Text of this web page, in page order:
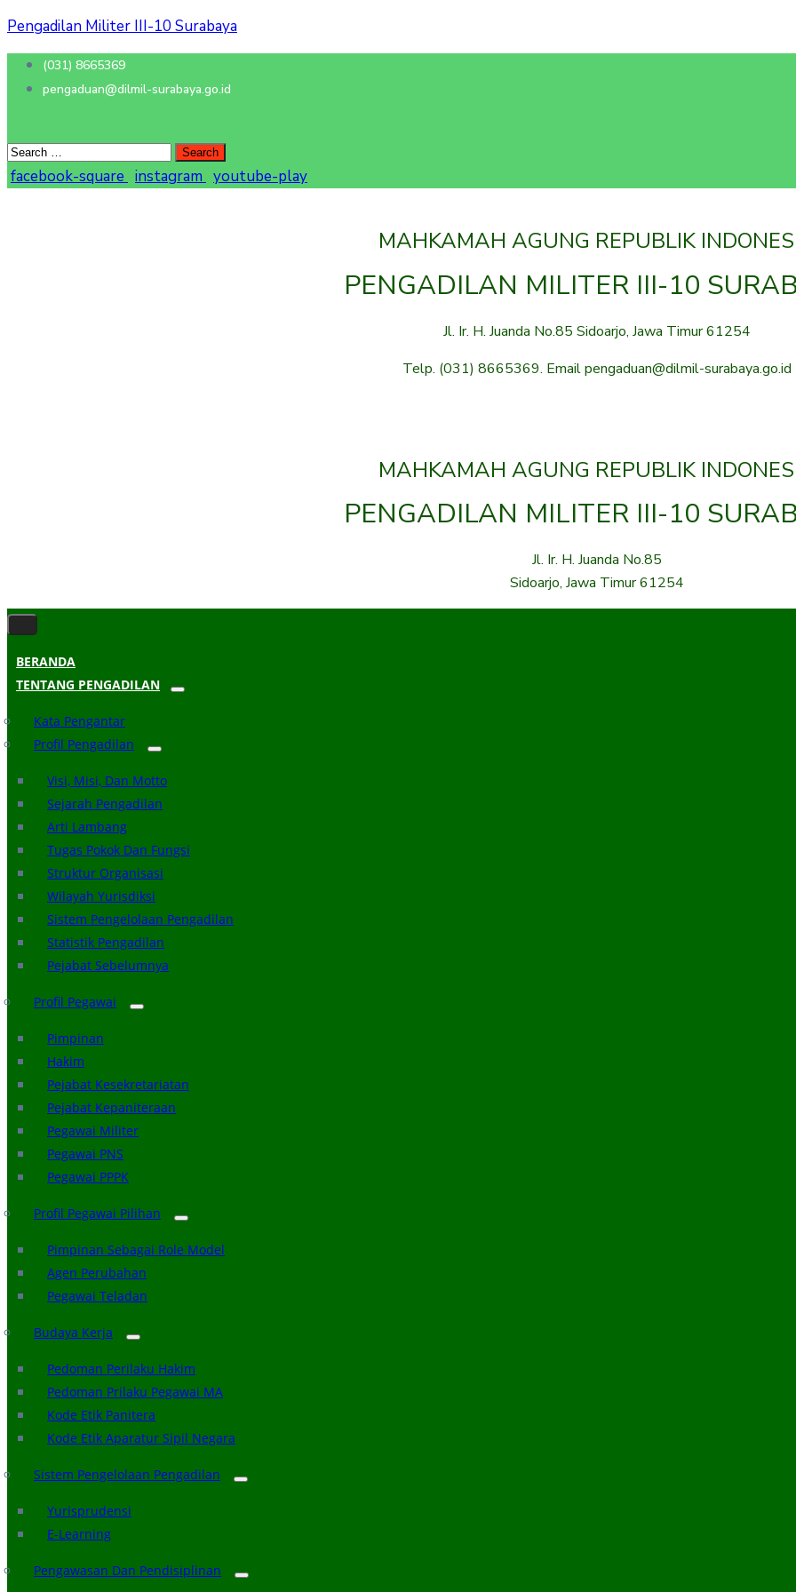
Pengadilan Militer III-10 Surabaya
(031) 8665369
pengaduan@dilmil-surabaya.go.id
facebook-square instagram youtube-play
MAHKAMAH AGUNG REPUBLIK
PENGADILAN MILITER III-10
Jl. Ir. H. Juanda No.85 Sidoarjo, Jawa Timur 61254
Telp. (031) 8665369. Email pengaduan@dilmil-surabaya.go.id
MAHKAMAH AGUNG REPUBLIK
PENGADILAN MILITER III-10
Jl. Ir. H. Juanda No.85
Sidoarjo, Jawa Timur 61254
BERANDA
TENTANG PENGADILAN
Kata Pengantar
Profil Pengadilan
Visi, Misi, Dan Motto
Sejarah Pengadilan
Arti Lambang
Tugas Pokok Dan Fungsi
Struktur Organisasi
Wilayah Yurisdiksi
Sistem Pengelolaan Pengadilan
Statistik Pengadilan
Pejabat Sebelumnya
Profil Pegawai
Pimpinan
Hakim
Pejabat Kesekretariatan
Pejabat Kepaniteraan
Pegawai Militer
Pegawai PNS
Pegawai PPPK
Profil Pegawai Pilihan
Pimpinan Sebagai Role Model
Agen Perubahan
Pegawai Teladan
Budaya Kerja
Pedoman Perilaku Hakim
Pedoman Prilaku Pegawai MA
Kode Etik Panitera
Kode Etik Aparatur Sipil Negara
Sistem Pengelolaan Pengadilan
Yurisprudensi
E-Learning
Pengawasan Dan Pendisiplinan